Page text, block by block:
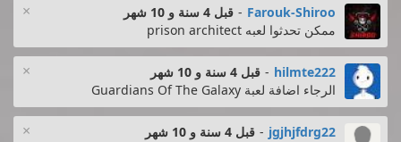
× Farouk-Shiroo
- قبل 4 سنة و 10 شهر
ممكن تحدثوا لعبه prison architect
× hilmte222
- قبل 4 سنة و 10 شهر
الرجاء اضافة لعبة Guardians Of The Galaxy
× jgjhjfdrg22
- قبل 4 سنة و 10 شهر